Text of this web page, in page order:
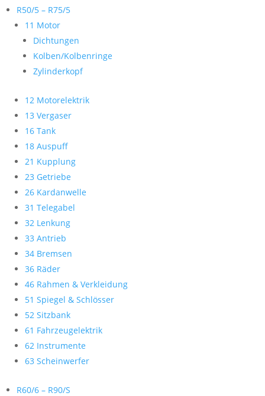
R50/5 – R75/5
11 Motor
Dichtungen
Kolben/Kolbenringe
Zylinderkopf
12 Motorelektrik
13 Vergaser
16 Tank
18 Auspuff
21 Kupplung
23 Getriebe
26 Kardanwelle
31 Telegabel
32 Lenkung
33 Antrieb
34 Bremsen
36 Räder
46 Rahmen & Verkleidung
51 Spiegel & Schlösser
52 Sitzbank
61 Fahrzeugelektrik
62 Instrumente
63 Scheinwerfer
R60/6 – R90/S